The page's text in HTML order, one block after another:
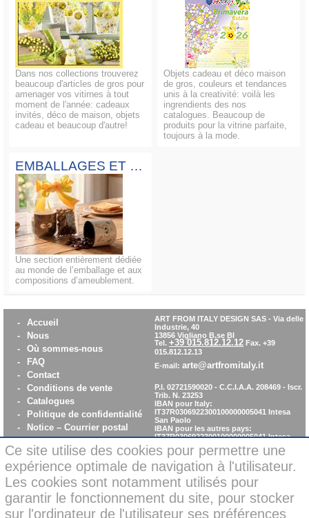
Dans nos collections trouverez
beaucoup d'articles de gros pour
amenager vos vitirnes à tout
moment de l'année: cadeaux
invités, déco de maison, objets
cadeau et beaucoup d'autre!
Objets cadeau et déco maison
de gros, couleurs et tendances
unis à la creativité: voilà les
ingrendients des nos
catalogues. Beaucoup de
produits pour la vitrine parfaite,
toujours à la mode.
EMBALLAGES ET COMPOSITIONS
Une section entièrement dédiée
au monde de l’emballage et aux
compositions d’ameublement.
-
Accueil
-
Nous
-
Où sommes-nous
-
FAQ
-
Contact
-
Conditions de vente
-
Catalogues
-
Politique de confidentialité
-
Notice – Courrier postal
- Cookie policy
- WhistleBlowing
- Parità di Genere
ART FROM ITALY DESIGN SAS - Via delle
Industrie, 40
13856 Vigliano B.se BI
Tel. +39 015.812.12.12 Fax. +39
015.812.12.13
E-mail: arte@artfromitaly.it
P.I. 02721590020 - C.C.I.A.A. 208469 - Iscr.
Trib. N. 23253
IBAN pour Italy:
IT37R0306922300100000005041 Intesa
San Paolo
IBAN pour les autres pays:
IT37R0306922300100000005041 Intesa
Nouveauté: Paiements sécurisées par
Ce site utilise des cookies pour permettre une
expérience optimale de navigation à l'utilisateur.
Les cookies sont notamment utilisés pour
garantir le fonctionnement du site, pour stocker
sur l'ordinateur de l'utilisateur ses préférences